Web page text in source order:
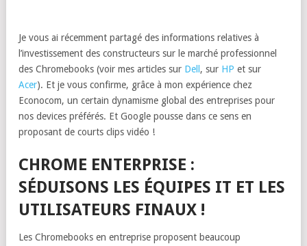
Je vous ai récemment partagé des informations relatives à
l’investissement des constructeurs sur le marché professionnel
des Chromebooks (voir mes articles sur Dell , sur HP et sur
Acer). Et je vous confirme, grâce à mon expérience chez
Econocom, un certain dynamisme global des entreprises pour
nos devices préférés. Et Google pousse dans ce sens en
proposant de courts clips vidéo !
CHROME ENTERPRISE :
SÉDUISONS LES ÉQUIPES IT ET LES
UTILISATEURS FINAUX !
Les Chromebooks en entreprise proposent beaucoup